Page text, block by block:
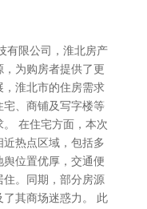
有限公司，淮北房产
为购房者提供了更
，淮北市的住房需求
、商铺及写字楼等
在住宅方面，本次
热点区域，包括多
位置优厚，交通便
。同期，部分房源
其商场迷惑力。 此